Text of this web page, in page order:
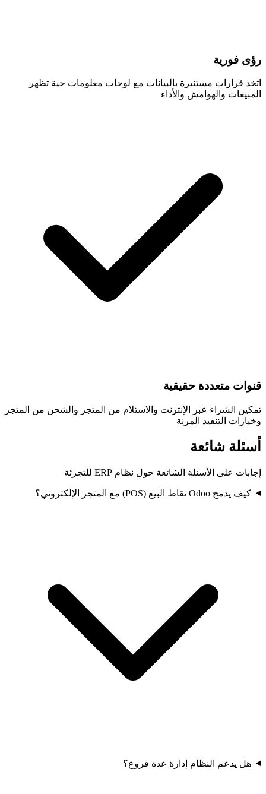
رؤى فورية
اتخذ قرارات مستنيرة بالبيانات مع لوحات معلومات حية تظهر
المبيعات والهوامش والأداء
قنوات متعددة حقيقية
تمكين الشراء عبر الإنترنت والاستلام من المتجر والشحن من المتجر
وخيارات التنفيذ المرنة
أسئلة شائعة
إجابات على الأسئلة الشائعة حول نظام ERP للتجزئة
كيف يدمج Odoo نقاط البيع (POS) مع المتجر الإلكتروني؟
هل يدعم النظام إدارة عدة فروع؟